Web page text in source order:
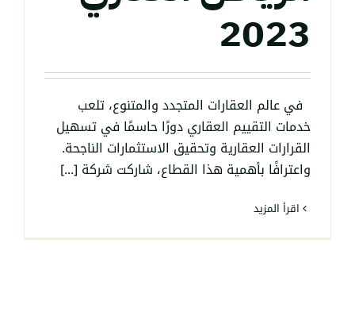
2023
في عالم العقارات المتجدد والمتنوع، تلعب
خدمات التقييم العقاري دورًا حاسمًا في تسهيل
القرارات العقارية وتحقيق الاستثمارات الناجحة.
واعترافًا بأهمية هذا القطاع، شاركت شركة [...]